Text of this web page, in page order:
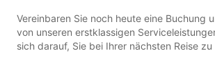
Vereinbaren Sie noch heute eine Buchung
von unseren erstklassigen
sich darauf, Sie bei Ihrer nächsten Reise